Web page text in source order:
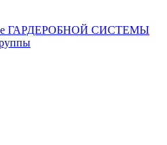
ГАРДЕРОБНОЙ СИСТЕМЫ